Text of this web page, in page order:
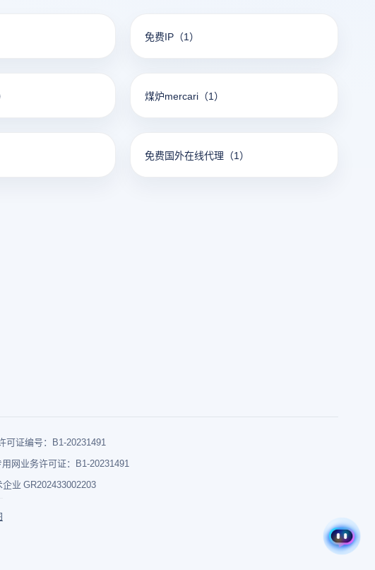
免费IP （1）
煤炉mercari （1）
免费国外在线代理 （1）
可证编号：B1-20231491
网业务许可证：B1-20231491
业 GR202433002203